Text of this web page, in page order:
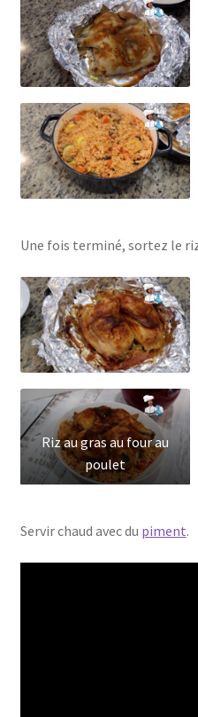
Une fois terminé, sortez le
Riz au gras au four au
poulet
Servir chaud avec du piment.